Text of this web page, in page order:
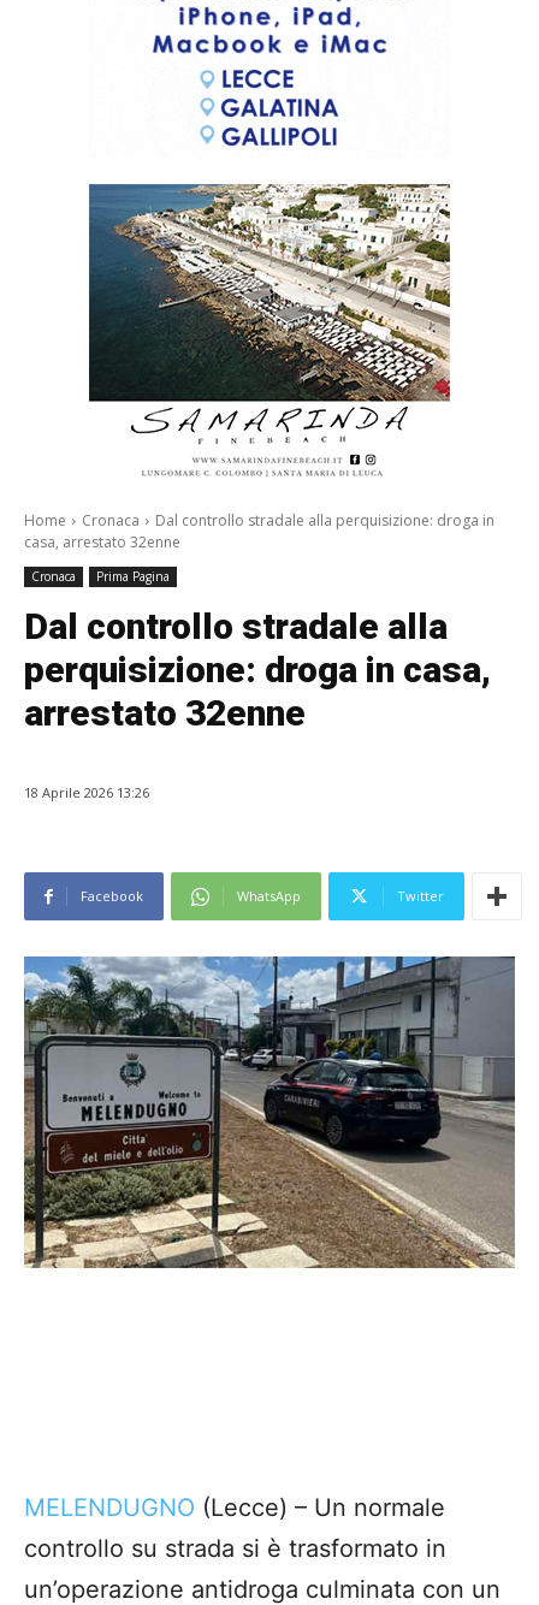
Home Cronaca
Dal controllo stradale alla perquisizione: droga in
casa, arrestato 32enne
Cronaca Prima Pagina
Dal controllo stradale alla
perquisizione: droga in casa,
arrestato 32enne
18 Aprile 2026 13:26
Facebook WhatsApp Twitter
MELENDUGNO (Lecce) – Un normale
controllo su strada si è trasformato in
un’operazione antidroga culminata con un